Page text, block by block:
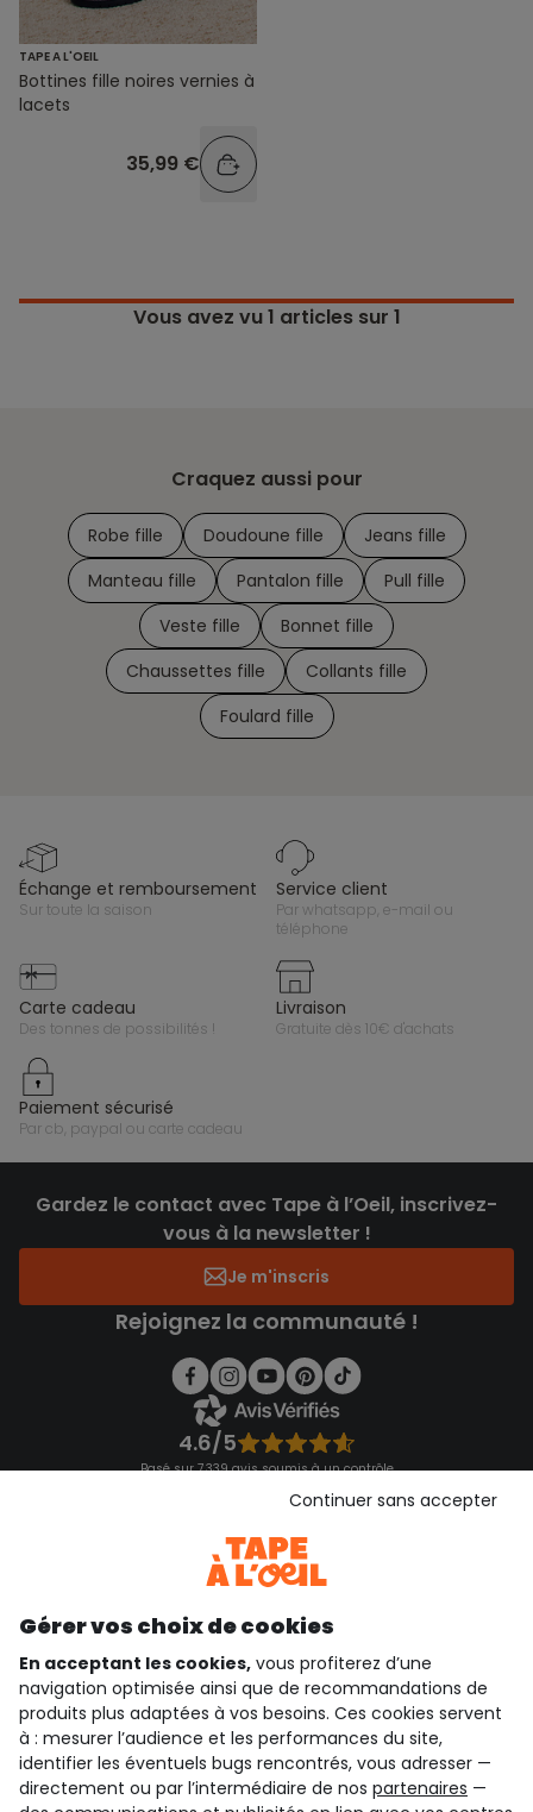
TAPE A L'OEIL
Bottines fille noires vernies à
lacets
35,99 €
Vous avez vu1 articles sur 1
Craquez aussi pour
Robe fille Doudoune fille
Jeans fille
Manteau fille
Pantalon fille
Pull fille
Veste fille
Bonnet fille
Chaussettes fille
Collants fille
Foulard fille
échange et remboursement
sur toute la saison
service client
par whatsapp, e-mail ou
téléphone
carte cadeau
des tonnes de possibilités !
livraison
gratuite dès 10€ d'achats
paiement sécurisé
par cb, paypal ou carte cadeau
Gardez le contact avec Tape à l’Oeil, inscrivez-
vous à la newsletter !
Je m'inscris
Rejoignez la communauté !
4.6/5
Basé sur 7 339 avis soumis à un contrôle
Consulter les CGU
qui sommes-nous ?
besoin d'aide ?
le club fidélité
Gérer vos choix de cookies
En acceptant les cookies, vous profiterez d’une
navigation optimisée ainsi que de recommandations de
produits plus adaptées à vos besoins. Ces cookies servent
à : mesurer l’audience et les performances du site,
identifier les éventuels bugs rencontrés, vous adresser —
directement ou par l’intermédiaire de nos partenaires —
Continuer sans accepter